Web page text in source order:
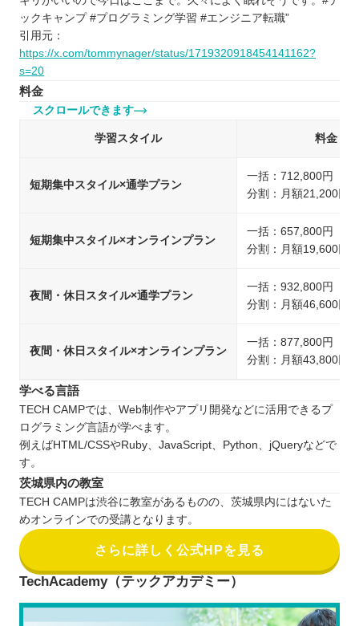
ックキャンプ #プログラミング学習 #エンジニア転職”
引用元：
https://x.com/tommynager/status/1719320918454141162?
s=20
料金
スクロールできます
学習スタイル 料金
短期集中スタイル×通学プラン
一括：712,800円（税
分割：月額21,200円
短期集中スタイル×オンラインプラン
一括：657,800円（税
分割：月額19,600円
夜間・休日スタイル×通学プラン
一括：932,800円（税
分割：月額46,600円
夜間・休日スタイル×オンラインプラン
一括：877,800円（税
分割：月額43,800円
学べる言語
TECH CAMPでは、Web制作やアプリ開発などに活用できるプ
ログラミング言語が学べます。
例えばHTML/CSSやRuby、JavaScript、Python、jQueryなどで
す。
茨城県内の教室
TECH CAMPは渋谷に教室があるものの、茨城県内にはないた
めオンラインでの受講となります。
さらに詳しく公式HPを見る
TechAcademy（テックアカデミー）